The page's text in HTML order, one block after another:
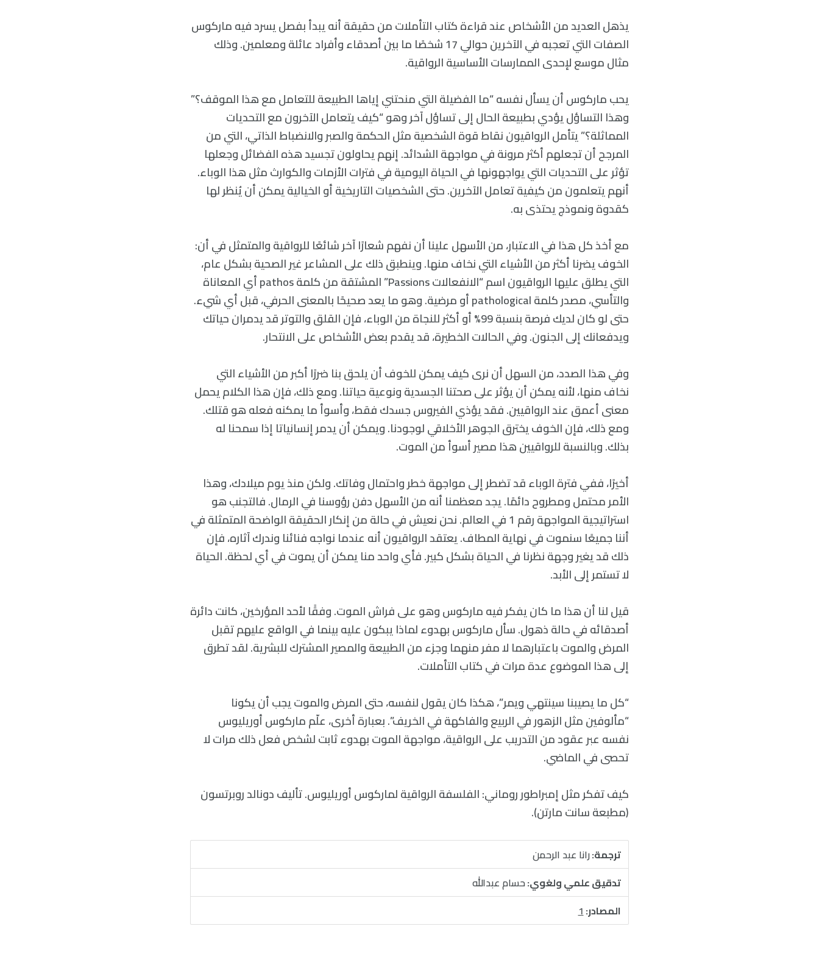
يذهل العديد من الأشخاص عند قراءة كتاب التأملات من حقيقة أنه يبدأ بفصل يسرد فيه ماركوس
الصفات التي تعجبه في الآخرين حوالي 17 شخصًا ما بين أصدقاء وأفراد عائلة ومعلمين. وذلك
مثال موسع لإحدى الممارسات الأساسية الرواقية.
يحب ماركوس أن يسأل نفسه “ما الفضيلة التي منحتني إياها الطبيعة للتعامل مع هذا الموقف؟”
وهذا التساؤل يؤدي بطبيعة الحال إلى تساؤل آخر وهو “كيف يتعامل الآخرون مع التحديات
المماثلة؟” يتأمل الرواقيون نقاط قوة الشخصية مثل الحكمة والصبر والانضباط الذاتي، التي من
المرجح أن تجعلهم أكثر مرونة في مواجهة الشدائد. إنهم يحاولون تجسيد هذه الفضائل وجعلها
تؤثر على التحديات التي يواجهونها في الحياة اليومية في فترات الأزمات والكوارث مثل هذا الوباء.
أنهم يتعلمون من كيفية تعامل الآخرين. حتى الشخصيات التاريخية أو الخيالية يمكن أن يُنظر لها
كقدوة ونموذج يحتذى به.
مع أخذ كل هذا في الاعتبار، من الأسهل علينا أن نفهم شعارًا آخر شائعًا للرواقية والمتمثل في أن:
الخوف يضرنا أكثر من الأشياء التي نخاف منها. وينطبق ذلك على المشاعر غير الصحية بشكل عام،
التي يطلق عليها الرواقيون اسم “الانفعالات Passions” المشتقة من كلمة pathos أي المعاناة
والتأسي، مصدر كلمة pathological أو مرضية. وهو ما يعد صحيحًا بالمعنى الحرفي، قبل أي شيء.
حتى لو كان لديك فرصة بنسبة 99% أو أكثر للنجاة من الوباء، فإن القلق والتوتر قد يدمران حياتك
ويدفعانك إلى الجنون. وفي الحالات الخطيرة، قد يقدم بعض الأشخاص على الانتحار.
وفي هذا الصدد، من السهل أن نرى كيف يمكن للخوف أن يلحق بنا ضررًا أكبر من الأشياء التي
نخاف منها، لأنه يمكن أن يؤثر على صحتنا الجسدية ونوعية حياتنا. ومع ذلك، فإن هذا الكلام يحمل
معنى أعمق عند الرواقيين. فقد يؤذي الفيروس جسدك فقط، وأسوأ ما يمكنه فعله هو قتلك.
ومع ذلك، فإن الخوف يخترق الجوهر الأخلاقي لوجودنا. ويمكن أن يدمر إنسانياتا إذا سمحنا له
بذلك. وبالنسبة للرواقيين هذا مصير أسوأ من الموت.
أخيرًا، ففي فترة الوباء قد تضطر إلى مواجهة خطر واحتمال وفاتك. ولكن منذ يوم ميلادك، وهذا
الأمر محتمل ومطروح دائمًا. يجد معظمنا أنه من الأسهل دفن رؤوسنا في الرمال. فالتجنب هو
استراتيجية المواجهة رقم 1 في العالم. نحن نعيش في حالة من إنكار الحقيقة الواضحة المتمثلة في
أننا جميعًا سنموت في نهاية المطاف. يعتقد الرواقيون أنه عندما نواجه فنائنا وندرك آثاره، فإن
ذلك قد يغير وجهة نظرنا في الحياة بشكل كبير. فأي واحد منا يمكن أن يموت في أي لحظة. الحياة
لا تستمر إلى الأبد.
قيل لنا أن هذا ما كان يفكر فيه ماركوس وهو على فراش الموت. وفقًا لأحد المؤرخين، كانت دائرة
أصدقائه في حالة ذهول. سأل ماركوس بهدوء لماذا يبكون عليه بينما في الواقع عليهم تقبل
المرض والموت باعتبارهما لا مفر منهما وجزء من الطبيعة والمصير المشترك للبشرية. لقد تطرق
إلى هذا الموضوع عدة مرات في كتاب التأملات.
“كل ما يصيبنا سينتهي ويمر”، هكذا كان يقول لنفسه، حتى المرض والموت يجب أن يكونا
“مألوفين مثل الزهور في الربيع والفاكهة في الخريف”. بعبارة أخرى، علّم ماركوس أوريليوس
نفسه عبر عقود من التدريب على الرواقية، مواجهة الموت بهدوء ثابت لشخص فعل ذلك مرات لا
تحصى في الماضي.
كيف تفكر مثل إمبراطور روماني: الفلسفة الرواقية لماركوس أوريليوس. تأليف دونالد روبرتسون
(مطبعة سانت مارتن).
ترجمة:رانا عبد الرحمن
تدقيق علمي ولغوي:حسام عبدالله
المصادر:1